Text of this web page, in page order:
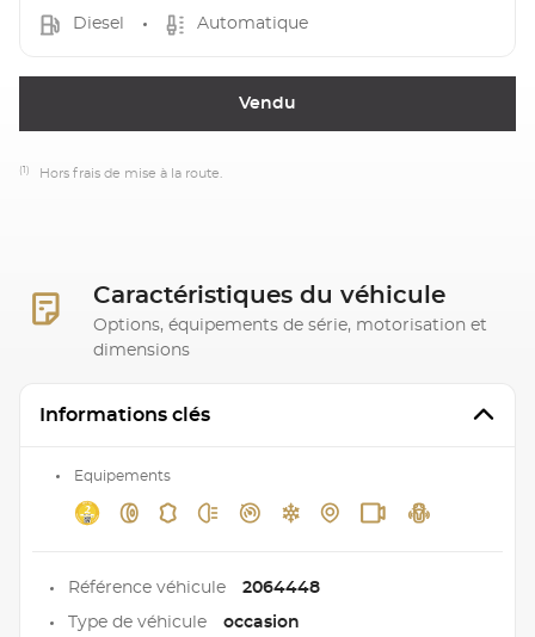
Diesel Automatique
Vendu
(1) Hors frais de mise à la route.
Caractéristiques du véhicule
Options, équipements de série, motorisation et
dimensions
Informations clés
Equipements
Référence véhicule 2064448
Type de véhicule occasion